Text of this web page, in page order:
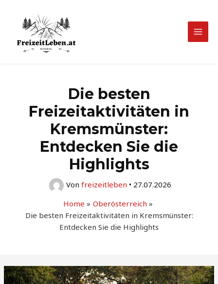
springen
Main
Die besten
Freizeitaktivitäten in
Kremsmünster:
Entdecken Sie die
Highlights
Von freizeitleben • 27.07.2026
Home
Oberösterreich
Die besten Freizeitaktivitäten in Kremsmünster:
Entdecken Sie die Highlights